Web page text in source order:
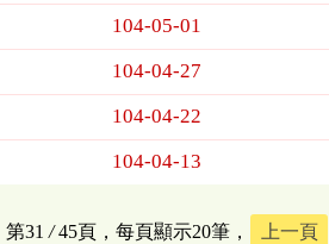
104-05-01
104-04-27
104-04-22
104-04-13
31 /45頁，每頁顯示20筆， 上一頁